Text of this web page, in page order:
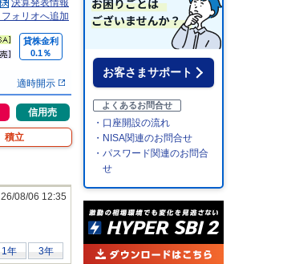
決算発表情報
ォリオへ追加
貸株金利
0.1％
適時開示
信用売
積立
26/08/06 12:35
1年 3年
お客さまサポート
よくあるお問合せ
・口座開設の流れ
・NISA関連のお問合せ
・パスワード関連のお問合
せ